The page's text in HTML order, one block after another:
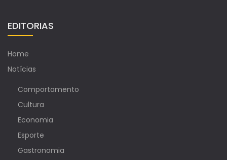
EDITORIAS
Home
Notícias
Comportamento
Cultura
Economia
Esporte
Gastronomia